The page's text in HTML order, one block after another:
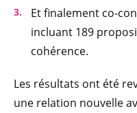
Et finalement co-
incluant 189
cohérence.
Les résultats ont été
une relation nouvelle